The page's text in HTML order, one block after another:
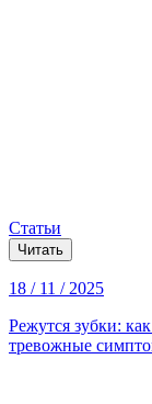
Статьи
Читать
18 / 11 / 2025
Режутся зубки:
тревожные